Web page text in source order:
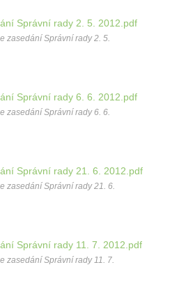
Správní rady 2. 5. 2012.pdf
zasedání Správní rady 2. 5.
Správní rady 6. 6. 2012.pdf
zasedání Správní rady 6. 6.
Správní rady 21. 6. 2012.pdf
zasedání Správní rady 21. 6.
Správní rady 11. 7. 2012.pdf
zasedání Správní rady 11. 7.